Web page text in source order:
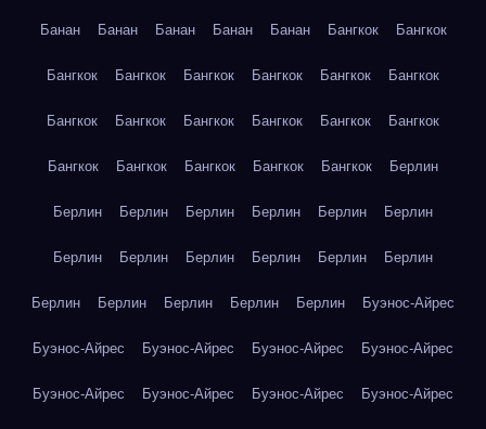
Банан Банан Банан Банан Банан Бангкок Бангкок
Бангкок Бангкок Бангкок Бангкок Бангкок Бангкок
Бангкок Бангкок Бангкок Бангкок Бангкок Бангкок
Бангкок Бангкок Бангкок Бангкок Бангкок Берлин
Берлин Берлин Берлин Берлин Берлин Берлин
Берлин Берлин Берлин Берлин Берлин Берлин
Берлин Берлин Берлин Берлин Берлин Буэнос-Айрес
Буэнос-Айрес Буэнос-Айрес Буэнос-Айрес Буэнос-Айрес
Буэнос-Айрес Буэнос-Айрес Буэнос-Айрес Буэнос-Айрес